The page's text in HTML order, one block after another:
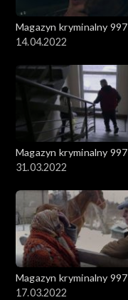
Magazyn kryminalny 997
14.04.2022
Magazyn kryminalny 997
31.03.2022
Magazyn kryminalny 997
17.03.2022